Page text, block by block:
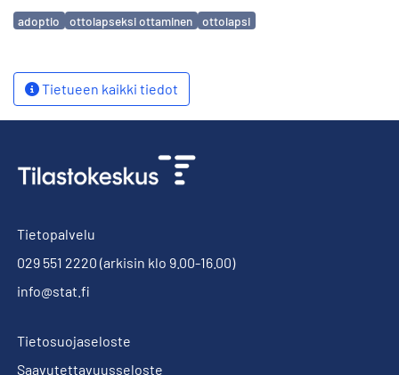
Avainsanat
adoptio ottolapseksi ottaminen ottolapsi
Tietueen kaikki tiedot
Tietopalvelu
029 551 2220 (arkisin klo 9.00-16.00)
info@stat.fi
Tietosuojaseloste
Saavutettavuusseloste